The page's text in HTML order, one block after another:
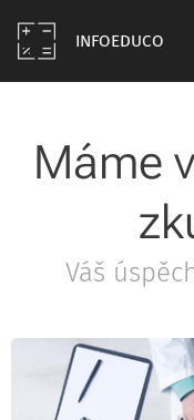
INFOEDUCO
Máme
Váš